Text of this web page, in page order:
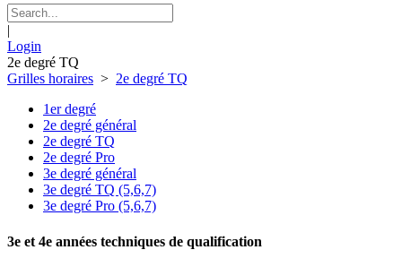
|
Login
2e degré TQ
Grilles horaires > 2e degré TQ
1er degré
2e degré général
2e degré TQ
2e degré Pro
3e degré général
3e degré TQ (5,6,7)
3e degré Pro (5,6,7)
3e et 4e années techniques de qualification